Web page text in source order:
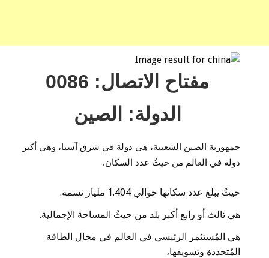
مفتاح الاتصال: 0086
الدولة: الصين
جمهورية الصين الشعبية، هي دولة في شرق آسيا، وهي أكبر
دولة في العالم من حيثُ عدد السكان.
حيثُ يبلغ عدد سكانها حوالي 1.404 مليار نسمة.
هي ثالث أو رابع أكبر بلد من حيثُ المساحة الإجمالية.
هي المُستثمر الرئيسي في العالم في مجال الطاقة
المُتجددة وتسويقها،